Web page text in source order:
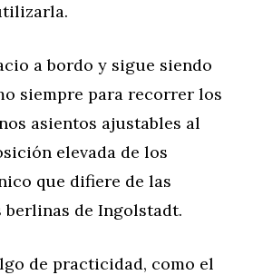
a bordo y sigue siendo
siempre para recorrer los
asientos ajustables al
elevada de los
que difiere de las
de Ingolstadt.
de practicidad, como el